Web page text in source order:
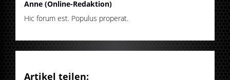
Anne (Online-Redaktion)
Hic forum est. Populus properat.
Artikel teilen: